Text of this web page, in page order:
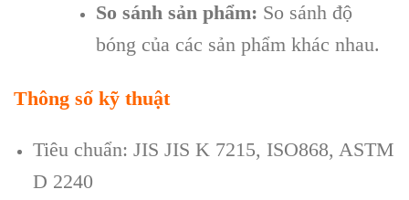
So sánh sản phẩm: So sánh độ
bóng của các sản phẩm khác nhau.
Thông số kỹ thuật
Tiêu chuẩn: JIS JIS K 7215, ISO868, ASTM
D 2240